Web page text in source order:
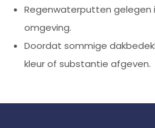
Regenwaterputten gelegen
omgeving.
Doordat sommige
kleur of substantie afgeven.